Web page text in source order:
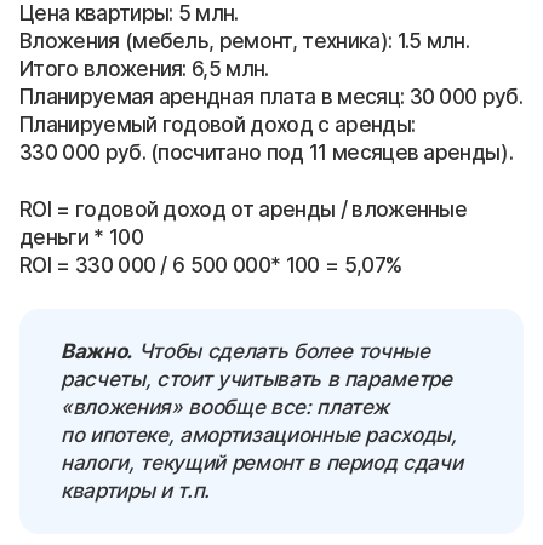
Цена квартиры: 5 млн.
Вложения (мебель, ремонт, техника): 1.5 млн.
Итого вложения: 6,5 млн.
Планируемая арендная плата в месяц: 30 000 руб.
Планируемый годовой доход с аренды:
330 000 руб. (посчитано под 11 месяцев аренды).
ROI = годовой доход от аренды / вложенные
деньги * 100
ROI = 330 000 / 6 500 000* 100 = 5,07%
Важно.Чтобы сделать более точные
расчеты, стоит учитывать в параметре
«вложения» вообще все: платеж
по ипотеке, амортизационные расходы,
налоги, текущий ремонт в период сдачи
квартиры и т.п.